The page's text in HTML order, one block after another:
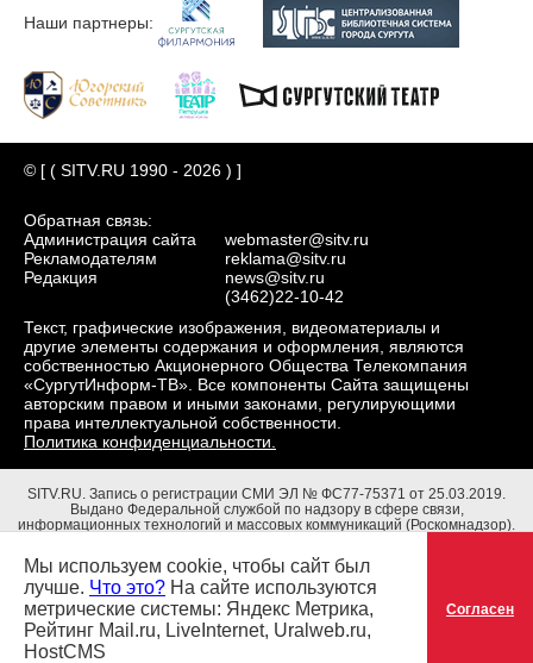
Наши партнеры:
© [ ( SITV.RU 1990 - 2026 ) ]
Обратная связь:
Администрация сайта
Рекламодателям
Редакция
webmaster@sitv.ru
reklama@sitv.ru
news@sitv.ru
(3462)22-10-42
Текст, графические изображения, видеоматериалы и
другие элементы содержания и оформления, являются
собственностью Акционерного Общества Телекомпания
«СургутИнформ-ТВ». Все компоненты Сайта защищены
авторским правом и иными законами, регулирующими
права интеллектуальной собственности.
Политика конфиденциальности.
SITV.RU. Запись о регистрации СМИ ЭЛ № ФС77-75371 от 25.03.2019.
Выдано Федеральной службой по надзору в сфере связи,
информационных технологий и массовых коммуникаций (Роскомнадзор).
Адрес редакции: 628403, Тюменская обл., ХМАО - Югра, г. Сургут, ул.
Маяковского, д. 16. Главный редактор: Чубенко В.Л.
Мы используем cookie, чтобы сайт был
лучше. Что это? На сайте используются
метрические системы: Яндекс Метрика,
Рейтинг Mail.ru, LiveInternet, Uralweb.ru,
HostCMS
Согласен